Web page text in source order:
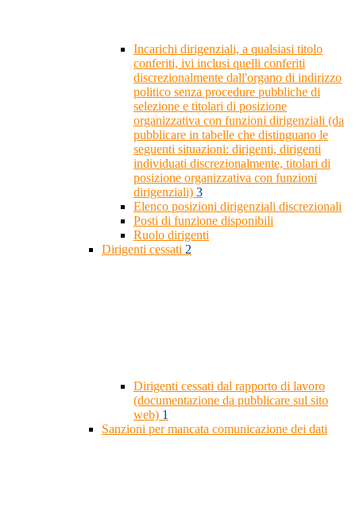
Incarichi dirigenziali, a qualsiasi titolo
conferiti, ivi inclusi quelli conferiti
discrezionalmente dall'organo di indirizzo
politico senza procedure pubbliche di
selezione e titolari di posizione
organizzativa con funzioni dirigenziali (da
pubblicare in tabelle che distinguano le
seguenti situazioni: dirigenti, dirigenti
individuati discrezionalmente, titolari di
posizione organizzativa con funzioni
dirigenziali) 3
Elenco posizioni dirigenziali discrezionali
Posti di funzione disponibili
Ruolo dirigenti
Dirigenti cessati 2
Dirigenti cessati dal rapporto di lavoro
(documentazione da pubblicare sul sito
web) 1
Sanzioni per mancata comunicazione dei dati